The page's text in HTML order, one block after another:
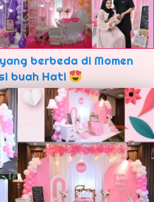
berbeda di Momen
buah Hati